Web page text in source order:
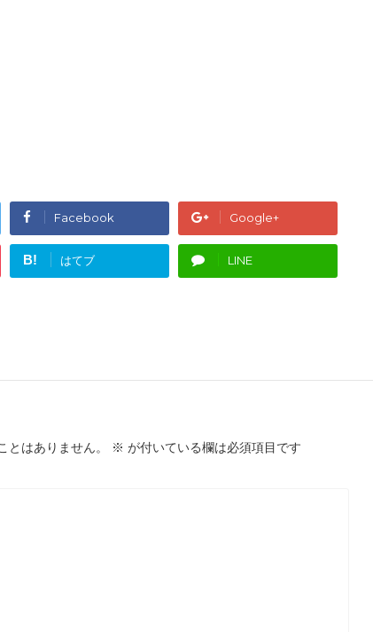
Facebook Google+
B! はてブ LINE
とはありません。 ※ が付いている欄は必須項目です